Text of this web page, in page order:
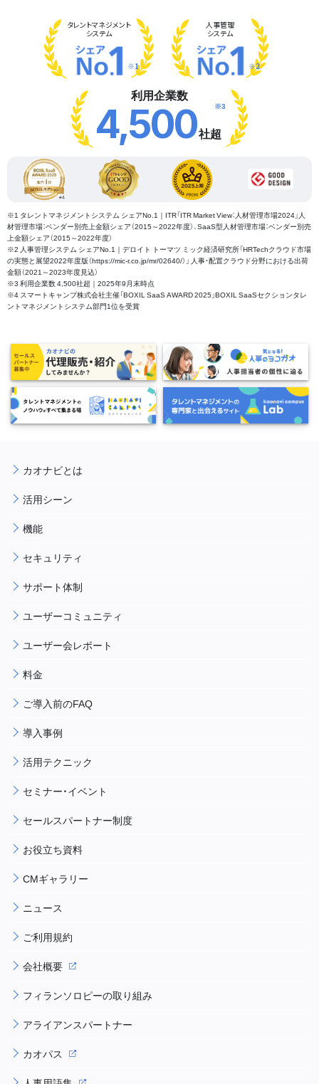
タレントマネジメント
システム
※1
人事管理
システム
※2
利用企業数
4,500社超
※3
※1 タレントマネジメントシステム シェアNo.1｜ITR「ITR Market View：人材管理市場2024」人
材管理市場：ベンダー別売上金額シェア（2015～2022年度）、SaaS型人材管理市場：ベンダー別売
上金額シェア（2015～2022年度）
※2 人事管理システム シェアNo.1｜デロイト トーマツ ミック経済研究所「HRTechクラウド市場
の実態と展望2022年度版（https://mic-r.co.jp/mr/02640/）」 人事・配置クラウド分野における出荷
金額（2021～2023年度見込）
※3 利用企業数 4,500社超｜2025年9月末時点
※4 スマートキャンプ株式会社主催「BOXIL SaaS AWARD 2025」BOXIL SaaSセクションタレ
ントマネジメントシステム部門1位を受賞
カオナビとは
活用シーン
機能
セキュリティ
サポート体制
ユーザーコミュニティ
ユーザー会レポート
料金
ご導入前のFAQ
導入事例
活用テクニック
セミナー・イベント
セールスパートナー制度
お役立ち資料
CMギャラリー
ニュース
ご利用規約
会社概要
フィランソロピーの取り組み
アライアンスパートナー
カオパス